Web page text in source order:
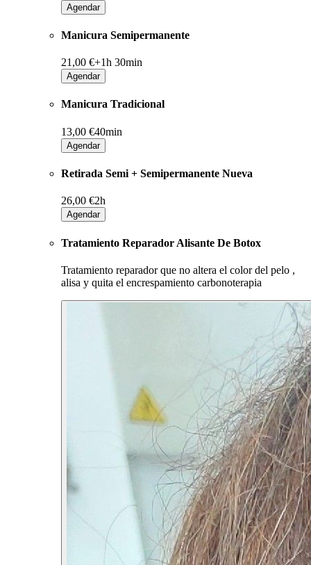
Agendar
Manicura Semipermanente
21,00 €+1h 30min
Agendar
Manicura Tradicional
13,00 €40min
Agendar
Retirada Semi + Semipermanente Nueva
26,00 €2h
Agendar
Tratamiento Reparador Alisante De Botox
Tratamiento reparador que no altera el color del pelo ,
alisa y quita el encrespamiento carbonoterapia